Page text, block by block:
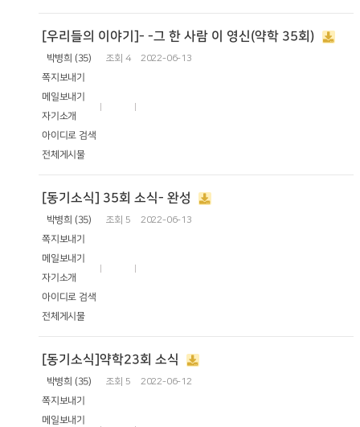
[우리들의 이야기]- -그 한 사람 이 영신(약학 35회)
박병희 (35)
쪽지보내기
메일보내기
자기소개
아이디로 검색
전체게시물
조회4 2022-06-13
[동기소식] 35회 소식- 완성
박병희 (35)
쪽지보내기
메일보내기
자기소개
아이디로 검색
전체게시물
조회 5 2022-06-13
[동기소식]약학23회 소식
박병희 (35)
쪽지보내기
메일보내기
조회 5 2022-06-12